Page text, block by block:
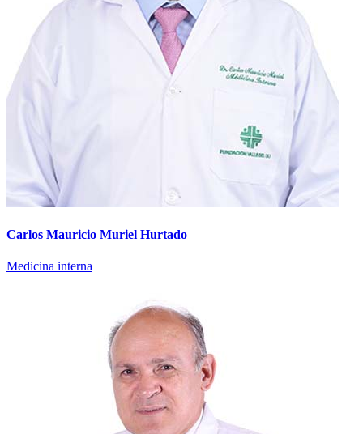
Carlos Mauricio Muriel Hurtado
Medicina interna